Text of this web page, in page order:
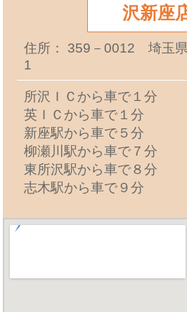
沢新座
住所： 359－0012 埼玉
1
所沢ＩＣから車で１分
英ＩＣから車で１分
新座駅から車で５分
柳瀬川駅から車で７分
東所沢駅から車で８分
志木駅から車で９分